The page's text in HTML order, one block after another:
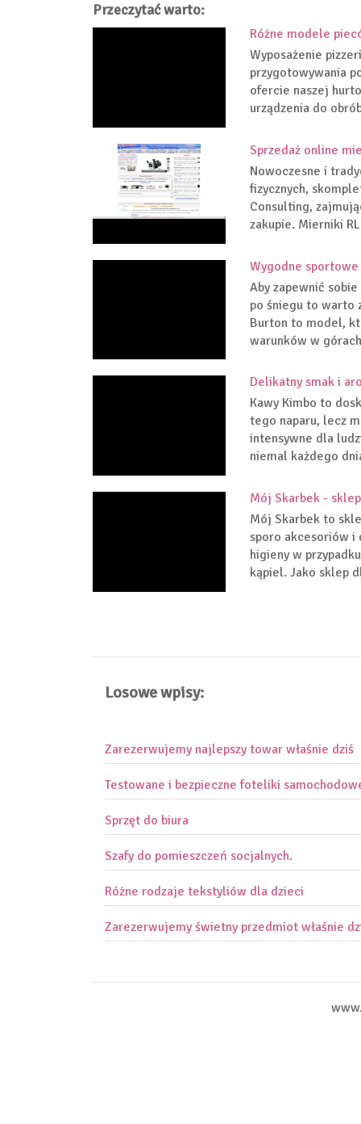
Przeczytać warto:
Różne modele
Wyposażenie
przygotowywania
ofercie naszej
urządzenia do
Sprzedaż online
Nowoczesne i
fizycznych,
Consulting,
zakupie. Mierniki
Wygodne
Aby zapewnić
po śniegu to warto
Burton to model,
warunków w
Delikatny smak i
Kawy Kimbo to
tego naparu, lecz
intensywne dla
niemal każdego
Mój Skarbek -
Mój Skarbek to
sporo akcesoriów i
higieny w
kąpiel. Jako sklep
Losowe wpisy:
Zarezerwujemy najlepszy towar właśnie dziś
Testowane i bezpieczne foteliki
Sprzęt do biura
Szafy do pomieszczeń socjalnych.
Różne rodzaje tekstyliów dla dzieci
Zarezerwujemy świetny przedmiot właśnie